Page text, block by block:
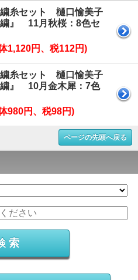
繍糸セット 樋口愉美子
繍』 11月秋桜：8色セ
1,120円、税112円)
繍糸セット 樋口愉美子
繍』 10月金木犀：7色
980円、税98円)
ページの先頭へ戻る